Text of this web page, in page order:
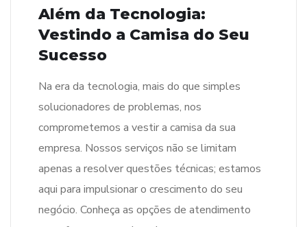
Além da Tecnologia:
Vestindo a Camisa do Seu
Sucesso
Na era da tecnologia, mais do que simples
solucionadores de problemas, nos
comprometemos a vestir a camisa da sua
empresa. Nossos serviços não se limitam
apenas a resolver questões técnicas; estamos
aqui para impulsionar o crescimento do seu
negócio. Conheça as opções de atendimento